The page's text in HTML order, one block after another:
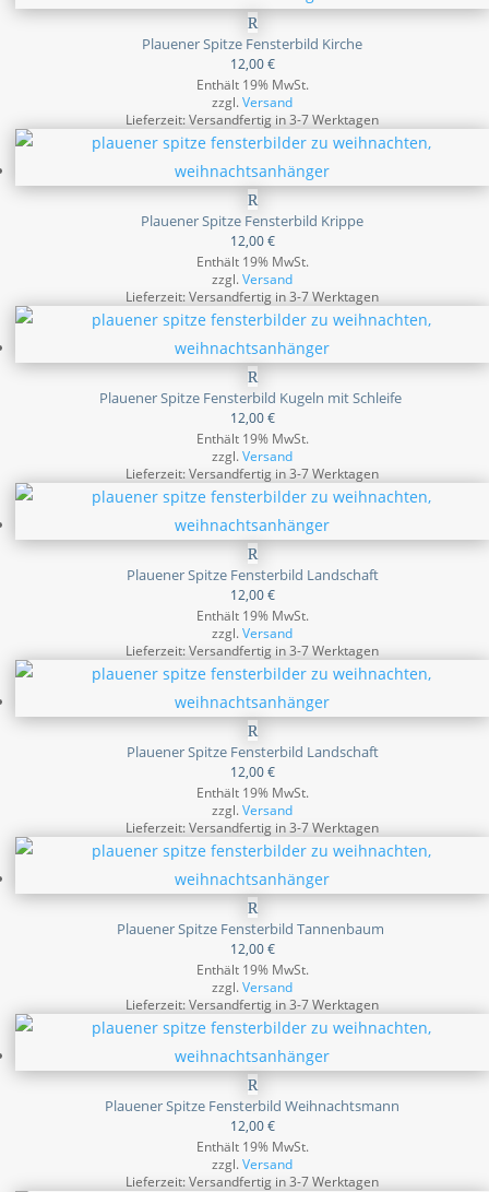
Plauener Spitze Fensterbild Kirche
12,00€
Enthält 19% MwSt.
zzgl.Versand
Lieferzeit: Versandfertig in 3-7 Werktagen
Plauener Spitze Fensterbild Krippe
12,00€
Enthält 19% MwSt.
zzgl.Versand
Lieferzeit: Versandfertig in 3-7 Werktagen
Plauener Spitze Fensterbild Kugeln mit Schleife
12,00€
Enthält 19% MwSt.
zzgl.Versand
Lieferzeit: Versandfertig in 3-7 Werktagen
Plauener Spitze Fensterbild Landschaft
12,00€
Enthält 19% MwSt.
zzgl.Versand
Lieferzeit: Versandfertig in 3-7 Werktagen
Plauener Spitze Fensterbild Landschaft
12,00€
Enthält 19% MwSt.
zzgl.Versand
Lieferzeit: Versandfertig in 3-7 Werktagen
Plauener Spitze Fensterbild Tannenbaum
12,00€
Enthält 19% MwSt.
zzgl.Versand
Lieferzeit: Versandfertig in 3-7 Werktagen
Plauener Spitze Fensterbild Weihnachtsmann
12,00€
Enthält 19% MwSt.
zzgl.Versand
Lieferzeit: Versandfertig in 3-7 Werktagen